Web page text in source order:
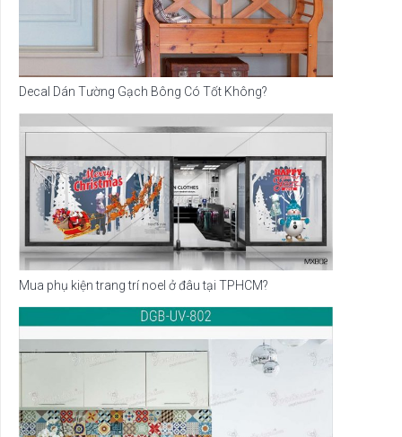
Decal Dán Tường Gạch Bông Có Tốt Không?
Mua phụ kiện trang trí noel ở đâu tại TPHCM?